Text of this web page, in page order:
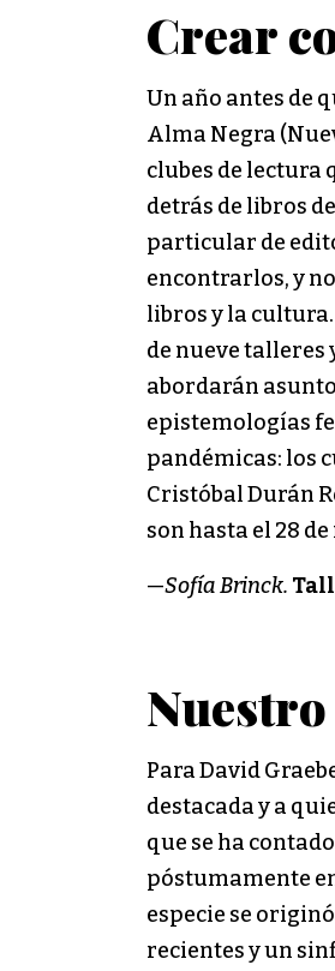
Crear
Un año antes de
Alma Negra
clubes de lectura
detrás de libros
particular de
encontrarlos, y
libros y la
de nueve talleres
abordarán
epistemologías
pandémicas: los
Cristóbal Durán
son hasta el 28
—Sofía Brinck.
Para David
destacada y a
que se ha
póstumamente
especie se
recientes y un